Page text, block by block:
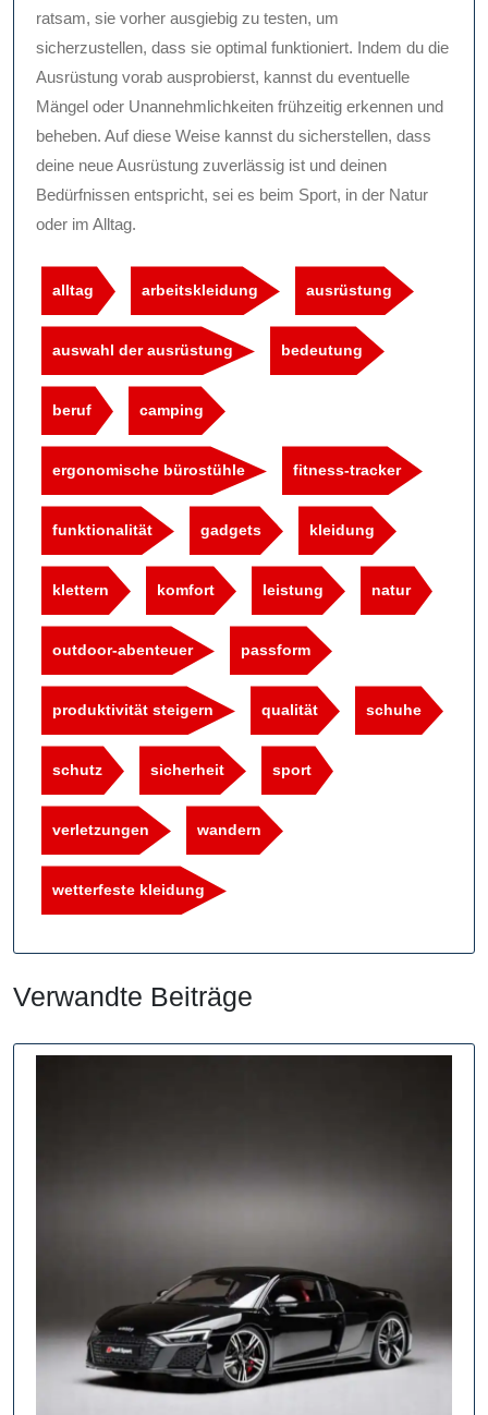
ratsam, sie vorher ausgiebig zu testen, um
sicherzustellen, dass sie optimal funktioniert. Indem du die
Ausrüstung vorab ausprobierst, kannst du eventuelle
Mängel oder Unannehmlichkeiten frühzeitig erkennen und
beheben. Auf diese Weise kannst du sicherstellen, dass
deine neue Ausrüstung zuverlässig ist und deinen
Bedürfnissen entspricht, sei es beim Sport, in der Natur
oder im Alltag.
alltag arbeitskleidung ausrüstung
auswahl der ausrüstung bedeutung
beruf camping
ergonomische bürostühle fitness-tracker
funktionalität gadgets kleidung
klettern komfort leistung natur
outdoor-abenteuer passform
produktivität steigern qualität schuhe
schutz sicherheit sport
verletzungen wandern
wetterfeste kleidung
Verwandte Beiträge